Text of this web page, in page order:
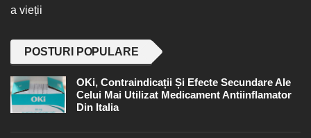
a vieții
POSTURI POPULARE
OKi, Contraindicații Și Efecte Secundare Ale
Celui Mai Utilizat Medicament Antiinflamator
Din Italia